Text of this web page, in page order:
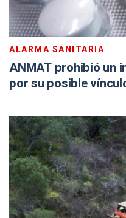
ALARMA SANITARIA
ANMAT prohibió un
por su posible